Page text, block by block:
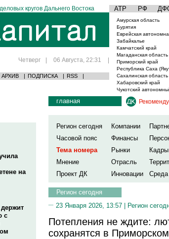
кругов Дальнего Востока АТР РФ
Четверг | 06 Августа, 22:31 |
АРХИВ | ПОДПИСКА | RSS |
Амурская область
Бурятия
Еврейская
Забайкалье
Камчатский край
Магаданская область
Приморский край
Республика Саха
Сахалинская область
Хабаровский край
Чукотский
на
с
главная
Регион сегодня Компании
Часовой пояс
Финансы
Тема номера
Рынки Кадры
Мнение
Отрасль
Проект ДК
Инновации Среда
Регион сегодня
23 Января 2026, 13:57 | Регион
Потепления не ждите:
сохранятся в